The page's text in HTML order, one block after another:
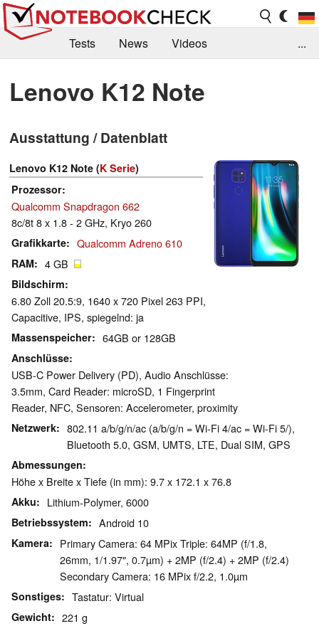
Tests News
Videos
Kaufberatung
Deals Suche
Forum
...
Lenovo K12 Note
Ausstattung / Datenblatt
Lenovo K12 Note (K Serie)
Prozessor
Qualcomm Snapdragon 662
8c/8t 8 x 1.8 - 2 GHz, Kryo 260
Grafikkarte Qualcomm Adreno 610
RAM 4 GB
Bildschirm
6.80 Zoll 20.5:9, 1640 x 720 Pixel 263 PPI,
Capacitive, IPS, spiegelnd: ja
Massenspeicher 64GB or 128GB
Anschlüsse
USB-C Power Delivery (PD), Audio Anschlüsse:
3.5mm, Card Reader: microSD, 1 Fingerprint
Reader, NFC, Sensoren: Accelerometer, proximity
Netzwerk
802.11 a/b/g/n/ac (a/b/g/n = Wi-Fi 4/ac = Wi-Fi 5/),
Bluetooth 5.0, GSM, UMTS, LTE, Dual SIM, GPS
Abmessungen
Höhe x Breite x Tiefe (in mm): 9.7 x 172.1 x 76.8
Akku Lithium-Polymer, 6000
Betriebssystem Android 10
Kamera
Primary Camera: 64 MPix Triple: 64MP (f/1.8,
26mm, 1/1.97", 0.7µm) + 2MP (f/2.4) + 2MP (f/2.4)
Secondary Camera: 16 MPix f/2.2, 1.0µm
Sonstiges Tastatur: Virtual
Gewicht 221 g